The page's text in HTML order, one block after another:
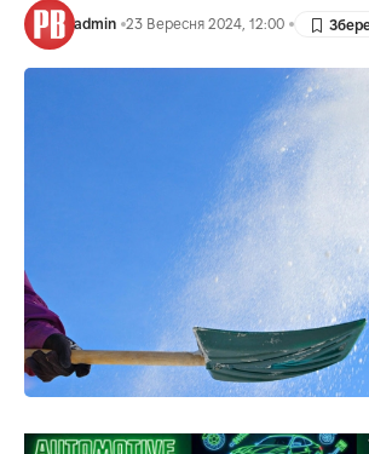
admin 23 Вересня 2024, 12:00